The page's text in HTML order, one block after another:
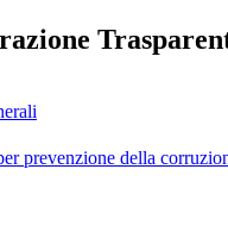
prevenzione della